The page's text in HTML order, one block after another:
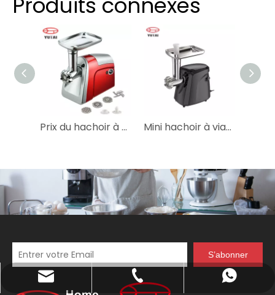
Prix ​​du hachoir à viande de cuisine électrique fait maison Mini hachoir à viande électrique commercial
S’abonner
katy@jmhomemaster.com
+86-750-3318790
WhatsApp